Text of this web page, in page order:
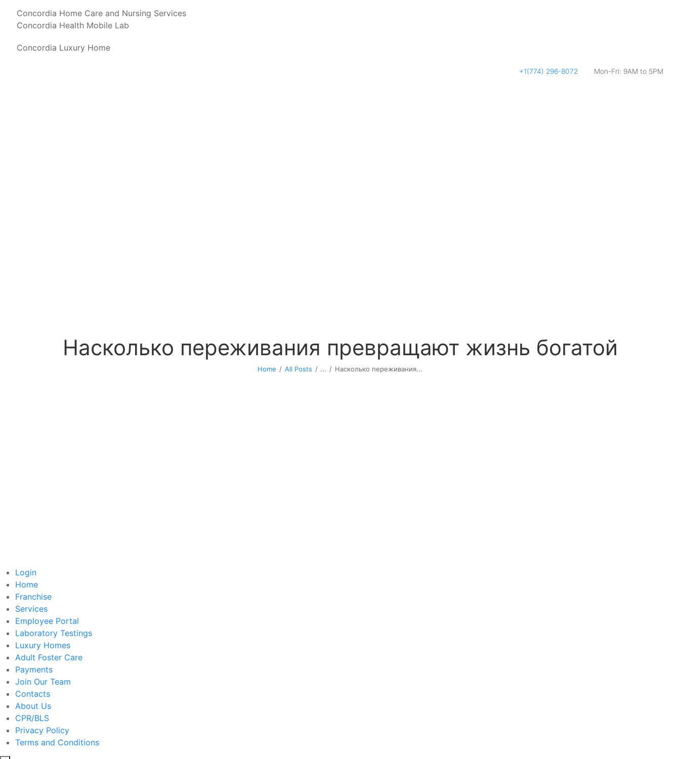
Concordia Home Care and Nursing Services
Concordia Health Mobile Lab
Concordia Luxury Home
+1(774) 296-8072 Mon-Fri: 9AM to 5PM
Насколько переживания превращают жизнь богатой
Home All Posts ... Насколько переживания...
Login
Home
Franchise
Services
Employee Portal
Laboratory Testings
Luxury Homes
Adult Foster Care
Payments
Join Our Team
Contacts
About Us
CPR/BLS
Privacy Policy
Terms and Conditions